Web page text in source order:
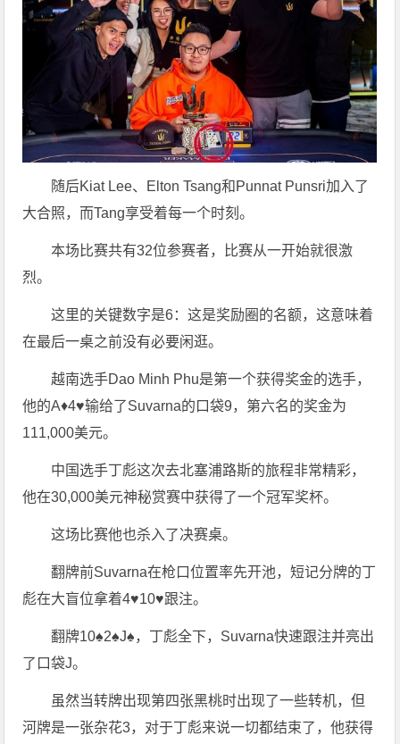
随后Kiat Lee、Elton Tsang和Punnat Punsri加入了
大合照，而Tang享受着每一个时刻。
本场比赛共有32位参赛者，比赛从一开始就很激
烈。
这里的关键数字是6：这是奖励圈的名额，这意味着
在最后一桌之前没有必要闲逛。
越南选手Dao Minh Phu是第一个获得奖金的选手，
他的A♦4♥输给了Suvarna的口袋9，第六名的奖金为
111,000美元。
中国选手丁彪这次去北塞浦路斯的旅程非常精彩，
他在30,000美元神秘赏赛中获得了一个冠军奖杯。
这场比赛他也杀入了决赛桌。
翻牌前Suvarna在枪口位置率先开池，短记分牌的丁
彪在大盲位拿着4♥10♥跟注。
翻牌10♠2♠J♠，丁彪全下，Suvarna快速跟注并亮出
了口袋J。
虽然当转牌出现第四张黑桃时出现了一些转机，但
河牌是一张杂花3，对于丁彪来说一切都结束了，他获得